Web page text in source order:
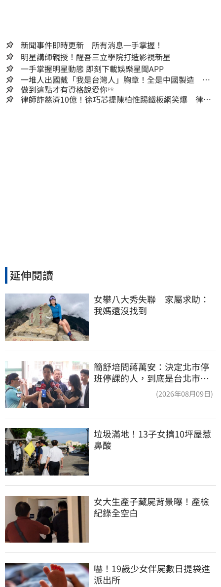
新聞事件即時更新 所有消息一手掌握！
明星講師親授！醒吾三立學院打造影視新星
一手掌握明星動態 即刻下載娛樂星聞APP
一堆人出國戴「我是台灣人」胸章！全是中國製造
Cheap酸：精神分裂
做到這點才有資格說愛你PR
律師詐慈濟10億！徐巧芯提陳柏惟踢鐵板網笑爆 律師
延伸閱讀
女攀八大秀失聯　家屬求助：
我媽還沒找到
簡舒培問蔣萬安：決定北市停
班停課的人，到底是台北市
長，還是氣象署？(2026年08月09日)
垃圾滿地！13子女擠10坪屋惹
鼻酸
女大生產子藏屍背景曝！產檢
紀錄全空白
嚇！19歲少女伴屍數日提袋進
派出所